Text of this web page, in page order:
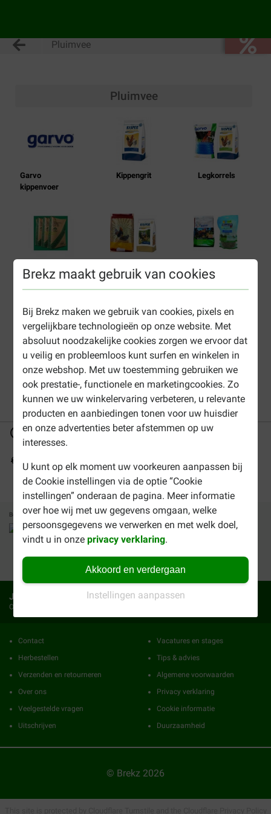
Brekz maakt gebruik van cookies
Bij Brekz maken we gebruik van cookies, pixels en
vergelijkbare technologieën op onze website. Met
absoluut noodzakelijke cookies zorgen we ervoor dat
u veilig en probleemloos kunt surfen en winkelen in
onze webshop. Met uw toestemming gebruiken we
ook prestatie-, functionele en marketingcookies. Zo
kunnen we uw winkelervaring verbeteren, u relevante
producten en aanbiedingen tonen voor uw huisdier
en onze advertenties beter afstemmen op uw
interesses.
U kunt op elk moment uw voorkeuren aanpassen bij
de Cookie instellingen via de optie “Cookie
instellingen” onderaan de pagina. Meer informatie
over hoe wij met uw gegevens omgaan, welke
persoonsgegevens we verwerken en met welk doel,
vindt u in onzeprivacy verklaring.
Akkoord en verdergaan
Instellingen aanpassen
Pluimvee
Pluimvee
Garvo
kippenvoer
Kippengrit Legkorrels
Ekologisch
kippenvoer
Kippenvoer met
Graan
Kippensnoep
Kasper Fauna
kippenvoer
Legmeel Kuikenvoer
Tot 40% goedkoper Veilig betalen
Betalingsmethoden Vertrouwd Wij verzenden met
Ja, ik wil de voordeelmail ontvangen
Ontvang elke week de beste aanbiedingen
Contact
Herbestellen
Verzenden en retourneren
Over ons
Veelgestelde vragen
Uitschrijven
Vacatures en stages
Tips & advies
Algemene voorwaarden
Privacy verklaring
Cookie informatie
Duurzaamheid
© Brekz 2026